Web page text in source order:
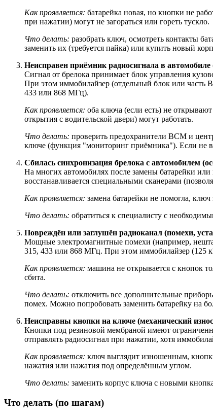
Как проявляется: батарейка новая, но кнопки не
при нажатии) могут не загораться или гореть тускло.
Что делать: разобрать ключ, осмотреть контакты
заменить их (требуется пайка) или купить новый
Неисправен приёмник радиосигнала в
Сигнал от брелока принимает блок управления
При этом иммобилайзер (отдельный блок или часть
433 или 868 МГц).
Как проявляется: оба ключа (если есть) не
открытия с водительской двери) могут работать.
Что делать: проверить предохранители BCM и
ключе (функция "мониторинг приёмника"). Если не
Сбилась синхронизация брелока с автомобилем
На многих автомобилях после замены батарейки
восстанавливается специальными сканерами
Как проявляется: замена батарейки не помогла,
Что делать: обратиться к специалисту с
Повреждён или заглушён радиоканал (помехи,
Мощные электромагнитные помехи (например,
315, 433 или 868 МГц. При этом иммобилайзер (125
Как проявляется: машина не открывается с кнопок
сбита.
Что делать: отключить все дополнительные
помех. Можно попробовать заменить батарейку на
Неисправны кнопки на ключе (механический
Кнопки под резиновой мембраной имеют
отправлять радиосигнал при нажатии, хотя
Как проявляется: ключ выглядит изношенным,
нажатия или нажатия под определённым углом.
Что делать: заменить корпус ключа с новыми
Что делать (по шагам)